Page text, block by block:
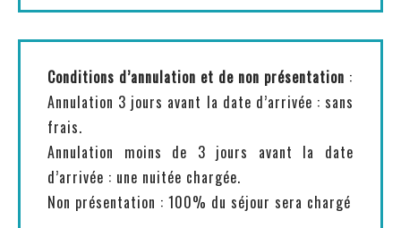
Conditions d’annulation et de non présentation :
Annulation 3 jours avant la date d’arrivée : sans
frais.
Annulation moins de 3 jours avant la date
d’arrivée : une nuitée chargée.
Non présentation : 100% du séjour sera chargé